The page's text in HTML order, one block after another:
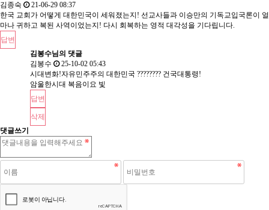
김종숙
21-06-29 08:37
한국 교회가 어떻게 대한민국이 세워졌는지! 선교사들과 이승만의 기독교입국론이 얼
마나 귀하고 복된 사역이었는지! 다시 회복하는 영적 대각성을 기다립니다.
답변
김봉수님의 댓글
김봉수
25-10-02 05:43
시대변화!자유민주주의 대한민국 ???????? 건국대통령!
암울한시대 복음이요 빛
답변
삭제
댓글쓰기